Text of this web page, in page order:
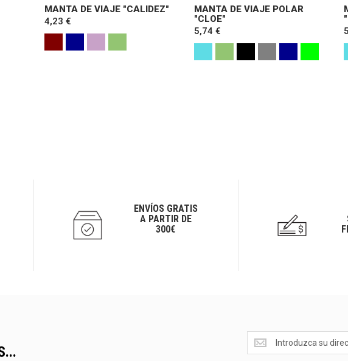
MANTA DE VIAJE "CALIDEZ"
4,23 €
MANTA DE VIAJE POLAR
"CLOE"
5,74 €
ENVÍOS GRATIS
A PARTIR DE
300€
Ofertas
<br>Novedades